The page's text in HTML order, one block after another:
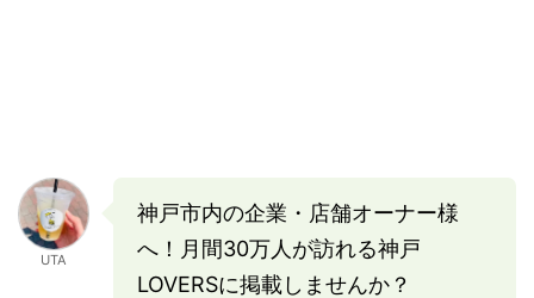
UTA
神戸市内の企業・店舗オーナー様
へ！月間30万人が訪れる神戸
LOVERSに掲載しませんか？